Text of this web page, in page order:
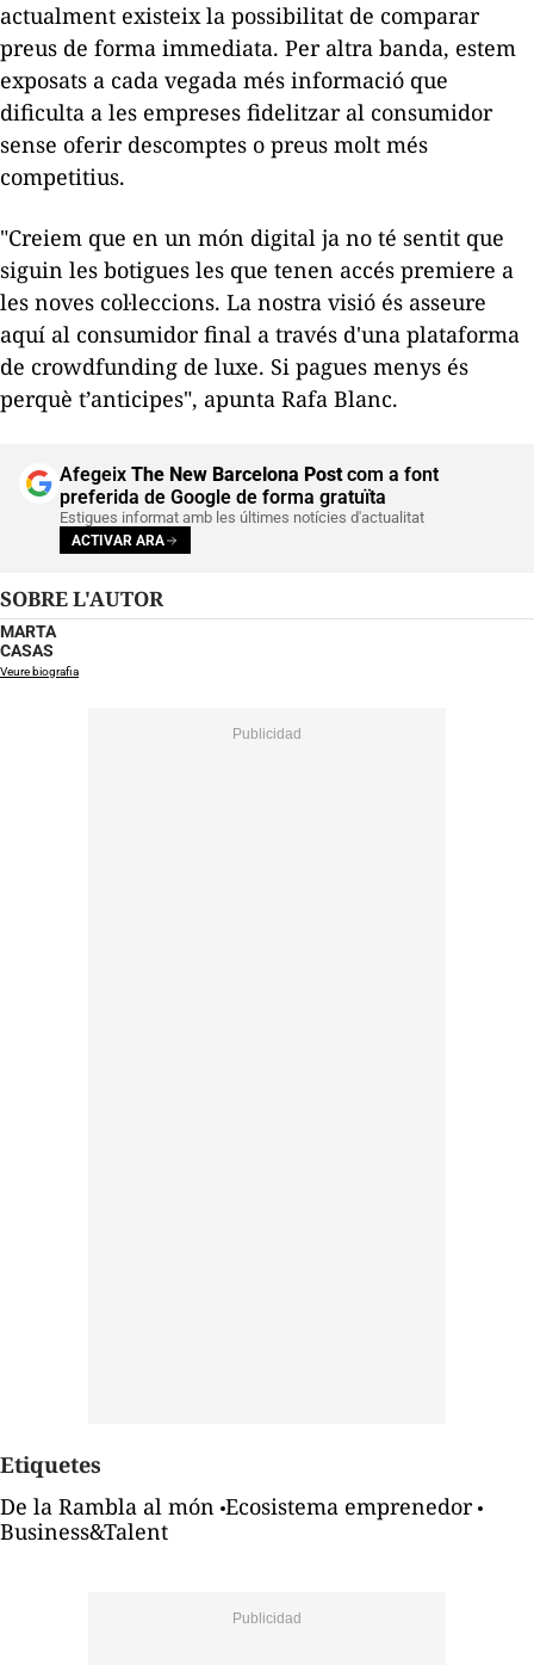
actualment existeix la possibilitat de comparar
preus de forma immediata. Per altra banda, estem
exposats a cada vegada més informació que
dificulta a les empreses fidelitzar al consumidor
sense oferir descomptes o preus molt més
competitius.
"Creiem que en un món digital ja no té sentit que
siguin les botigues les que tenen accés premiere a
les noves col·leccions. La nostra visió és asseure
aquí al consumidor final a través d'una plataforma
de crowdfunding de luxe. Si pagues menys és
perquè t’anticipes", apunta Rafa Blanc.
Afegeix The New Barcelona Postcom a font
preferida de Google de forma gratuïta
Estigues informat amb les últimes notícies d'actualitat
ACTIVAR ARA
SOBRE L'AUTOR
MARTA
CASAS
Veure biografia
Etiquetes
De la Rambla al món Ecosistema emprenedor
Business&Talent